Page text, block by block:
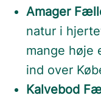
Amager
natur i
mange høje
ind over
Kalvebod